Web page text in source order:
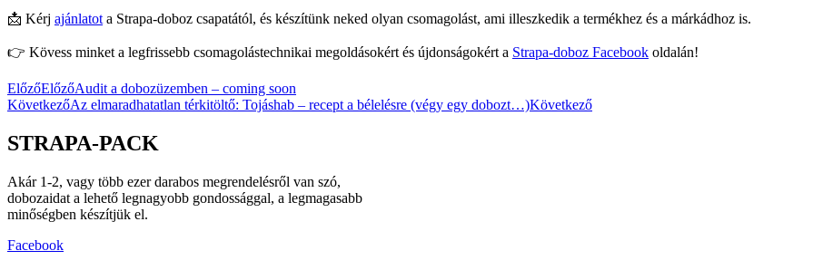
📩 Kérj ajánlatot a Strapa-doboz csapatától, és készítünk neked olyan csomagolást, ami illeszkedik a termékhez és a márkádhoz is.
👉 Kövess minket a legfrissebb csomagolástechnikai megoldásokért és újdonságokért a Strapa-doboz Facebook oldalán!
ElőzőElőzőAudit a dobozüzemben – coming soon
KövetkezőAz elmaradhatatlan térkitöltő: Tojáshab – recept a bélelésre (végy egy dobozt…)Következő
STRAPA-PACK
Akár 1-2, vagy több ezer darabos megrendelésről van szó,
dobozaidat a lehető legnagyobb gondossággal, a legmagasabb
minőségben készítjük el.
Facebook